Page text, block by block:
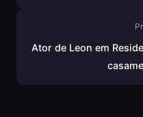
Ator de Leon em